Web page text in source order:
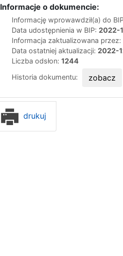
Informacje o dokumencie:
Informację wprowawdził(a) do
Data udostępnienia w BIP: 2022-
Informacja zaktualizowana przez:
Data ostatniej aktualizacji: 2022-
Liczba odsłon: 1244
Historia dokumentu:
zobacz
drukuj